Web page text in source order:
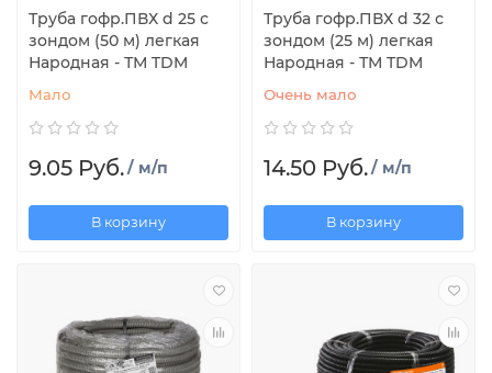
Труба гофр.ПВХ d 25 с
зондом (50 м) легкая
Народная - ТМ TDM
Мало
9.05 Руб./ м/п
В корзину
Труба гофр.ПВХ d 32 с
зондом (25 м) легкая
Народная - ТМ TDM
Очень мало
14.50 Руб./ м/п
В корзину